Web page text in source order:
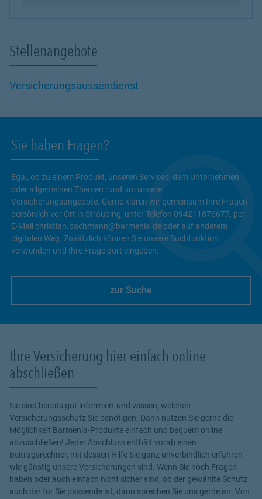
Stellenangebote
Versicherungsaussendienst
Sie haben Fragen?
Egal, ob zu einem Produkt, unseren Services, dem Unternehmen
oder allgemeinen Themen rund um unsere
Versicherungsangebote. Gerne klären wir gemeinsam Ihre Fragen
persönlich vor Ort in Straubing, unter Telefon 094211876677, per
E-Mail christian.bachmann@barmenia.de oder auf anderem
digitalen Weg. Zusätzlich können Sie unsere Suchfunktion
verwenden und Ihre Frage dort eingeben.
zur Suche
Ihre Versicherung hier einfach online
abschließen
Sie sind bereits gut informiert und wissen, welchen
Versicherungsschutz Sie benötigen. Dann nutzen Sie gerne die
Möglichkeit Barmenia-Produkte einfach und bequem online
abzuschließen! Jeder Abschluss enthält vorab einen
Beitragsrechner, mit dessen Hilfe Sie ganz unverbindlich erfahren
wie günstig unsere Versicherungen sind. Wenn Sie noch Fragen
haben oder auch einfach nicht sicher sind, ob der gewählte Schutz
auch der für Sie passende ist, dann sprechen Sie uns gerne an. Von